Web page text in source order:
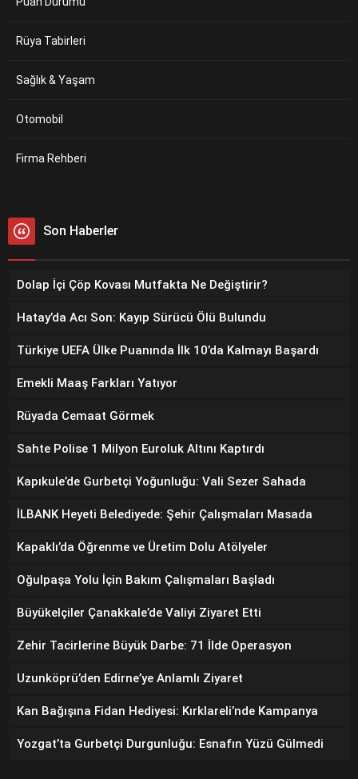
Rüya Tabirleri
Sağlık & Yaşam
Otomobil
Firma Rehberi
Son Haberler
Dolap İçi Çöp Kovası Mutfakta Ne Değiştirir?
Hatay’da Acı Son: Kayıp Sürücü Ölü Bulundu
Türkiye UEFA Ülke Puanında İlk 10’da Kalmayı Başardı
Emekli Maaş Farkları Yatıyor
Rüyada Cemaat Görmek
Sahte Polise 1 Milyon Euroluk Altını Kaptırdı
Kapıkule’de Gurbetçi Yoğunluğu: Vali Sezer Sahada
İLBANK Heyeti Belediyede: Şehir Çalışmaları Masada
Kapaklı’da Öğrenme ve Üretim Dolu Atölyeler
Oğulpaşa Yolu İçin Bakım Çalışmaları Başladı
Büyükelçiler Çanakkale’de Valiyi Ziyaret Etti
Zehir Tacirlerine Büyük Darbe: 71 İlde Operasyon
Uzunköprü’den Edirne’ye Anlamlı Ziyaret
Kan Bağışına Fidan Hediyesi: Kırklareli’nde Kampanya
Yozgat’ta Gurbetçi Durgunluğu: Esnafın Yüzü Gülmedi